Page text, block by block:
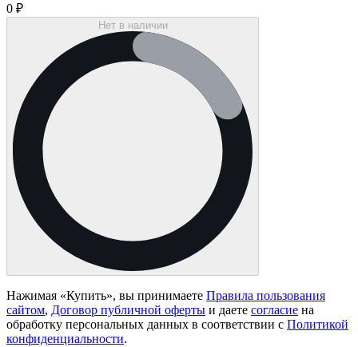
0 ₽
Нет в наличии
Нажимая «Купить», вы принимаете Правила пользования
сайтом, Договор публичной оферты и даете согласие на
обработку персональных данных в соответствии с Политикой
конфиденциальности.